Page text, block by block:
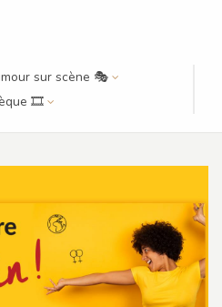
sur scène 🎭
🎞️
à la Comédie